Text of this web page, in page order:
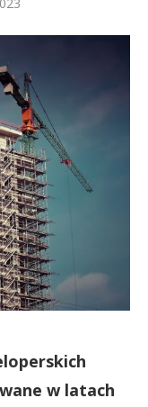
w latach